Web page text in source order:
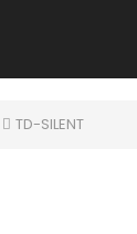
TD-SILENT